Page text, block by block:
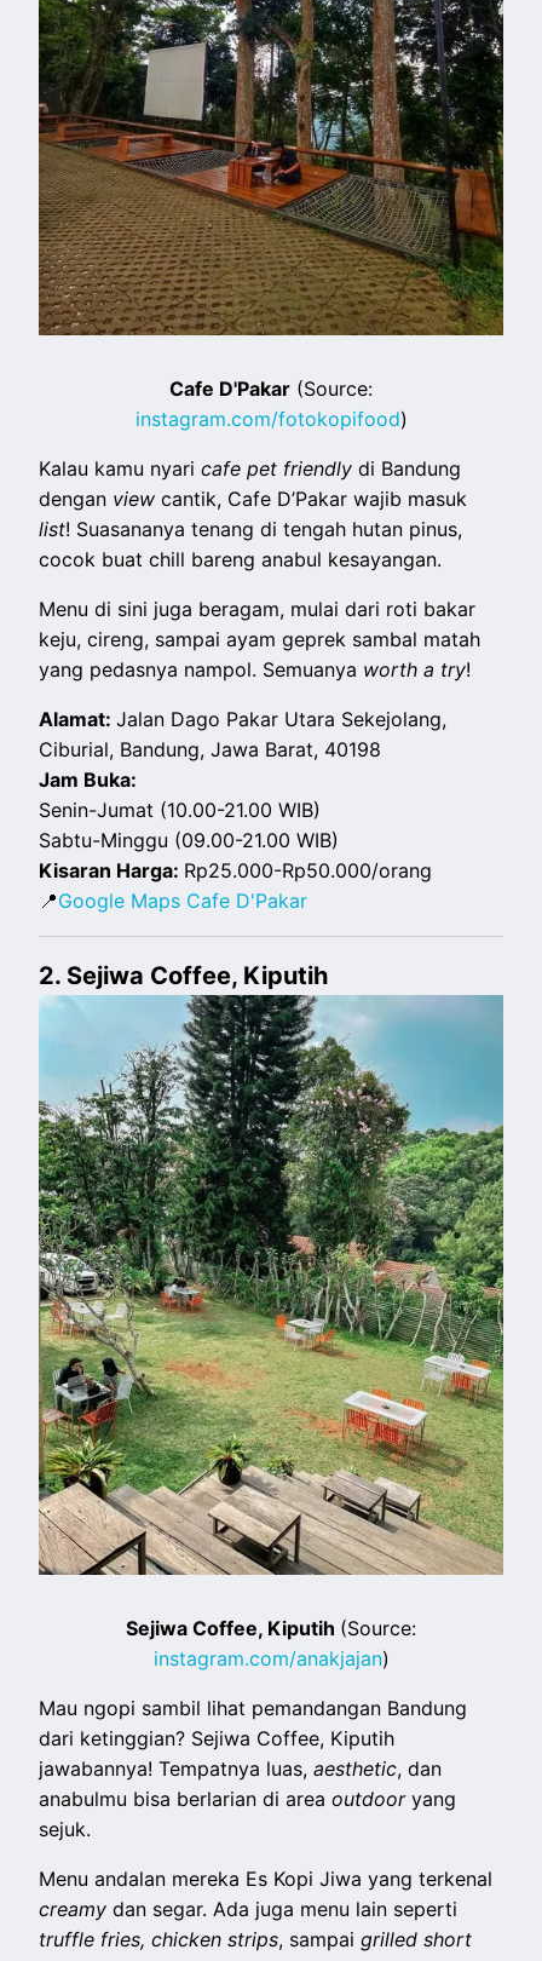
Cafe D'Pakar (Source:
instagram.com/fotokopifood)
Kalau kamu nyaricafe pet friendly di Bandung
dengan viewcantik, Cafe D’Pakar wajib masuk
list! Suasananya tenang di tengah hutan pinus,
cocok buat chill bareng anabul kesayangan.
Menu di sini juga beragam, mulai dari roti bakar
keju, cireng, sampai ayam geprek sambal matah
yang pedasnya nampol. Semuanya worth a try!
Alamat:Jalan Dago Pakar Utara Sekejolang,
Ciburial, Bandung, Jawa Barat, 40198
Jam Buka:
Senin-Jumat (10.00-21.00 WIB)
Sabtu-Minggu (09.00-21.00 WIB)
Kisaran Harga: Rp25.000-Rp50.000/orang
📍Google Maps Cafe D'Pakar
2. Sejiwa Coffee, Kiputih
Sejiwa Coffee, Kiputih (Source:
instagram.com/anakjajan)
Mau ngopi sambil lihat pemandangan Bandung
dari ketinggian? Sejiwa Coffee, Kiputih
jawabannya! Tempatnya luas,aesthetic, dan
anabulmu bisa berlarian di areaoutdooryang
sejuk.
Menu andalan mereka Es Kopi Jiwa yang terkenal
creamydan segar. Ada juga menu lain seperti
truffle fries, chicken strips, sampai grilled short